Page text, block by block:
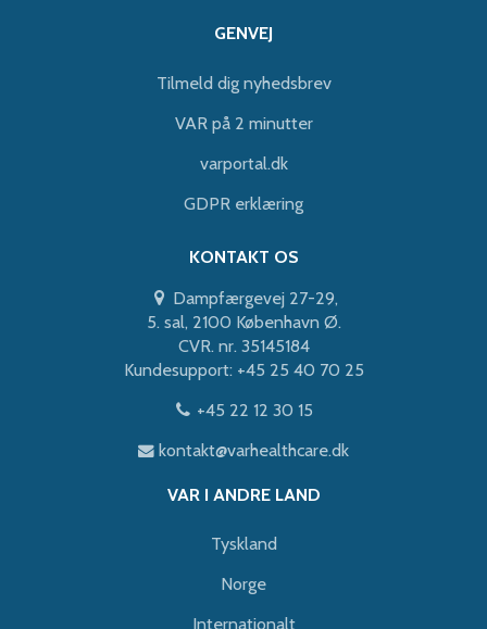
GENVEJ
Tilmeld dig nyhedsbrev
VAR på 2 minutter
varportal.dk
GDPR erklæring
KONTAKT OS
Dampfærgevej 27-29,
5. sal, 2100 København Ø.
CVR. nr. 35145184
Kundesupport: +45 25 40 70 25
+45 22 12 30 15
kontakt@varhealthcare.dk
VAR I ANDRE LAND
Tyskland
Norge
Internationalt